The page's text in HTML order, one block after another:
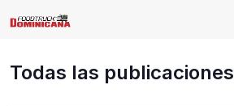
Todas las publicaciones